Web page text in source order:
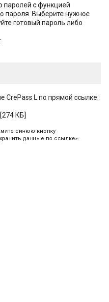
паролей с функцией
пароля. Выберите нужное
готовый пароль либо
CrePass L по прямой ссылке:
[274 КБ]
синюю кнопку
данные по ссылке».